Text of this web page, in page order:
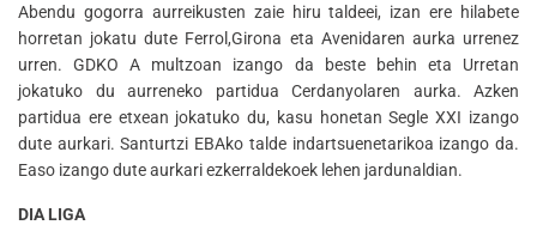
Abendu gogorra aurreikusten zaie hiru taldeei, izan ere hilabete
horretan jokatu dute Ferrol,Girona eta Avenidaren aurka urrenez
urren. GDKO A multzoan izango da beste behin eta Urretan
jokatuko du aurreneko partidua Cerdanyolaren aurka. Azken
partidua ere etxean jokatuko du, kasu honetan Segle XXI izango
dute aurkari. Santurtzi EBAko talde indartsuenetarikoa izango da.
Easo izango dute aurkari ezkerraldekoek lehen jardunaldian.
DIA LIGA